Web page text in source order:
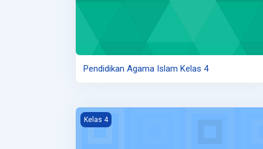
Pendidikan Agama Islam Kelas 4
Gambar kursus Matematika Kelas 4
Kelas 4